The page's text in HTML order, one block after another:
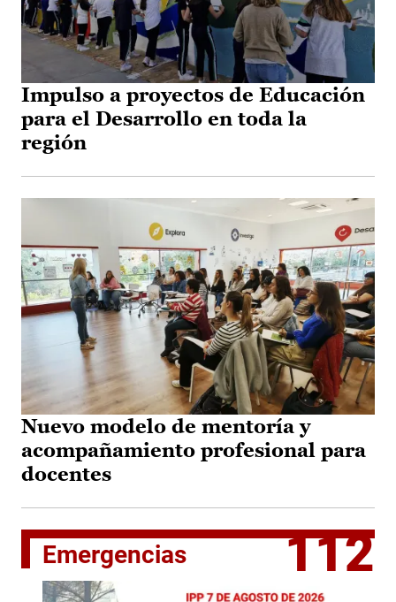
Impulso a proyectos de Educación
para el Desarrollo en toda la
región
Nuevo modelo de mentoría y
acompañamiento profesional para
docentes
Emergencias 112